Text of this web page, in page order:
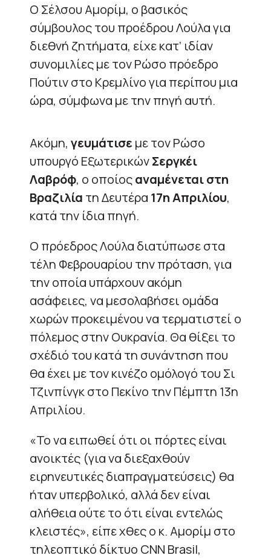
Ο Σέλσου Αμορίμ, ο βασικός
σύμβουλος του προέδρου Λούλα για
διεθνή ζητήματα, είχε κατ’ ιδίαν
συνομιλίες με τον Ρώσο πρόεδρο
Πούτιν στο Κρεμλίνο για περίπου μια
ώρα, σύμφωνα με την πηγή αυτή.
Ακόμη, γευμάτισεμε τον Ρώσο
υπουργό ΕξωτερικώνΣεργκέι
Λαβρόφ, ο οποίοςαναμένεται στη
Βραζιλία τη Δευτέρα 17η Απριλίου,
κατά την ίδια πηγή.
Ο πρόεδρος Λούλα διατύπωσε στα
τέλη Φεβρουαρίου την πρόταση, για
την οποία υπάρχουν ακόμη
ασάφειες, να μεσολαβήσει ομάδα
χωρών προκειμένου να τερματιστεί ο
πόλεμος στην Ουκρανία. Θα θίξει το
σχέδιό του κατά τη συνάντηση που
θα έχει με τον κινέζο ομόλογό του Σι
Τζινπίνγκ στο Πεκίνο την Πέμπτη 13η
Απριλίου.
«Το να ειπωθεί ότι οι πόρτες είναι
ανοικτές (για να διεξαχθούν
ειρηνευτικές διαπραγματεύσεις) θα
ήταν υπερβολικό, αλλά δεν είναι
αλήθεια ούτε το ότι είναι εντελώς
κλειστές», είπε χθες ο κ. Αμορίμ στο
τηλεοπτικό δίκτυο CNN Brasil,